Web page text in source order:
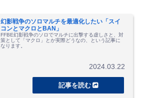
幻影戦争のソロマルチを最適化したい「スイ
コンとマクロとBAN」
FFBE幻影戦争のソロでマルチに出撃する虚しさと、対
策として「マクロ」とか実際どうなの、という記事に
なります。
2024.03.22